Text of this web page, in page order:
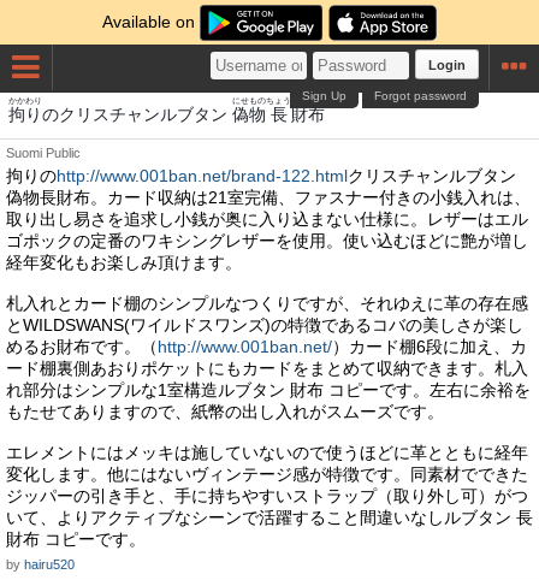
Available on
Login
Forgot password
Sign Up
拘り
かかわり
のクリスチャンルブタン 偽物
にせもの
長
ちょう
財布
さいふ
Suomi Public
拘りのhttp://www.001ban.net/brand-122.htmlクリスチャンルブタン
偽物長財布。カード収納は21室完備、ファスナー付きの小銭入れは、
取り出し易さを追求し小銭が奥に入り込まない仕様に。レザーはエル
ゴポックの定番のワキシングレザーを使用。使い込むほどに艶が増し
経年変化もお楽しみ頂けます。
札入れとカード棚のシンプルなつくりですが、それゆえに革の存在感
とWILDSWANS(ワイルドスワンズ)の特徴であるコバの美しさが楽し
めるお財布です。（http://www.001ban.net/）カード棚6段に加え、カ
ード棚裏側あおりポケットにもカードをまとめて収納できます。札入
れ部分はシンプルな1室構造ルブタン 財布 コピーです。左右に余裕を
もたせてありますので、紙幣の出し入れがスムーズです。
エレメントにはメッキは施していないので使うほどに革とともに経年
変化します。他にはないヴィンテージ感が特徴です。同素材でできた
ジッパーの引き手と、手に持ちやすいストラップ（取り外し可）がつ
いて、よりアクティブなシーンで活躍すること間違いなしルブタン 長
財布 コピーです。
by hairu520